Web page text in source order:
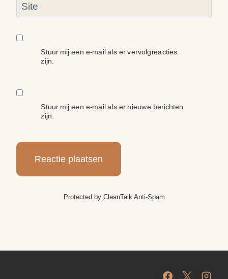
Site
Stuur mij een e-mail als er vervolgreacties
zijn.
Stuur mij een e-mail als er nieuwe berichten
zijn.
Protected by CleanTalk Anti-Spam